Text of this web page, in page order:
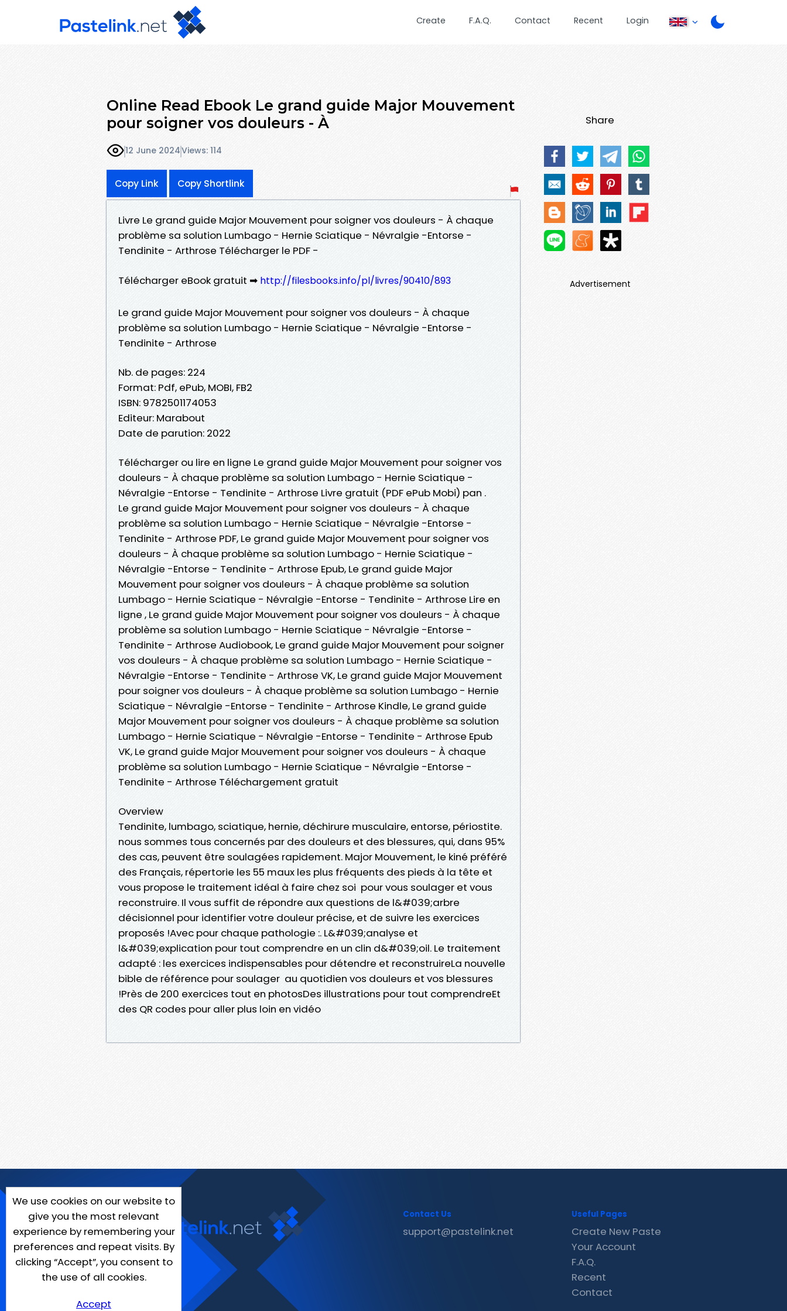
Create F.A.Q. Contact Recent Login
Online Read Ebook Le grand guide Major Mouvement
pour soigner vos douleurs - À
12 June 2024Views: 114
Copy Link Copy Shortlink
Livre Le grand guide Major Mouvement pour soigner vos douleurs - À chaque
problème sa solution Lumbago - Hernie Sciatique - Névralgie -Entorse -
Tendinite - Arthrose Télécharger le PDF -
Télécharger eBook gratuit ➡ http://filesbooks.info/pl/livres/90410/893
Le grand guide Major Mouvement pour soigner vos douleurs - À chaque
problème sa solution Lumbago - Hernie Sciatique - Névralgie -Entorse -
Tendinite - Arthrose
Nb. de pages: 224
Format: Pdf, ePub, MOBI, FB2
ISBN: 9782501174053
Editeur: Marabout
Date de parution: 2022
Télécharger ou lire en ligne Le grand guide Major Mouvement pour soigner vos
douleurs - À chaque problème sa solution Lumbago - Hernie Sciatique -
Névralgie -Entorse - Tendinite - Arthrose Livre gratuit (PDF ePub Mobi) pan .
Le grand guide Major Mouvement pour soigner vos douleurs - À chaque
problème sa solution Lumbago - Hernie Sciatique - Névralgie -Entorse -
Tendinite - Arthrose PDF, Le grand guide Major Mouvement pour soigner vos
douleurs - À chaque problème sa solution Lumbago - Hernie Sciatique -
Névralgie -Entorse - Tendinite - Arthrose Epub, Le grand guide Major
Mouvement pour soigner vos douleurs - À chaque problème sa solution
Lumbago - Hernie Sciatique - Névralgie -Entorse - Tendinite - Arthrose Lire en
ligne , Le grand guide Major Mouvement pour soigner vos douleurs - À chaque
problème sa solution Lumbago - Hernie Sciatique - Névralgie -Entorse -
Tendinite - Arthrose Audiobook, Le grand guide Major Mouvement pour soigner
vos douleurs - À chaque problème sa solution Lumbago - Hernie Sciatique -
Névralgie -Entorse - Tendinite - Arthrose VK, Le grand guide Major Mouvement
pour soigner vos douleurs - À chaque problème sa solution Lumbago - Hernie
Sciatique - Névralgie -Entorse - Tendinite - Arthrose Kindle, Le grand guide
Major Mouvement pour soigner vos douleurs - À chaque problème sa solution
Lumbago - Hernie Sciatique - Névralgie -Entorse - Tendinite - Arthrose Epub
VK, Le grand guide Major Mouvement pour soigner vos douleurs - À chaque
problème sa solution Lumbago - Hernie Sciatique - Névralgie -Entorse -
Tendinite - Arthrose Téléchargement gratuit
Overview
Tendinite, lumbago, sciatique, hernie, déchirure musculaire, entorse, périostite.
nous sommes tous concernés par des douleurs et des blessures, qui, dans 95%
des cas, peuvent être soulagées rapidement. Major Mouvement, le kiné préféré
des Français, répertorie les 55 maux les plus fréquents des pieds à la tête et
vous propose le traitement idéal à faire chez soi pour vous soulager et vous
reconstruire. Il vous suffit de répondre aux questions de l&#039;arbre
décisionnel pour identifier votre douleur précise, et de suivre les exercices
proposés !Avec pour chaque pathologie :. L&#039;analyse et
l&#039;explication pour tout comprendre en un clin d&#039;oil. Le traitement
adapté : les exercices indispensables pour détendre et reconstruireLa nouvelle
bible de référence pour soulager au quotidien vos douleurs et vos blessures
!Près de 200 exercices tout en photosDes illustrations pour tout comprendreEt
des QR codes pour aller plus loin en vidéo
Share
Advertisement
We use cookies on our website to
give you the most relevant
experience by remembering your
preferences and repeat visits. By
clicking “Accept”, you consent to
the use of all cookies.
Accept
Contact Us
support@pastelink.net
Useful Pages
Create New Paste
Your Account
F.A.Q.
Recent
Contact